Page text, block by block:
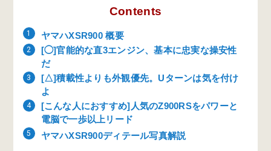
Contents
ヤマハXSR900 概要
[◯]官能的な直3エンジン、基本に忠実な操安性
だ
[△]積載性よりも外観優先。Uターンは気を付け
よ
[こんな人におすすめ]人気のZ900RSをパワーと
電脳で一歩以上リード
ヤマハXSR900ディテール写真解説